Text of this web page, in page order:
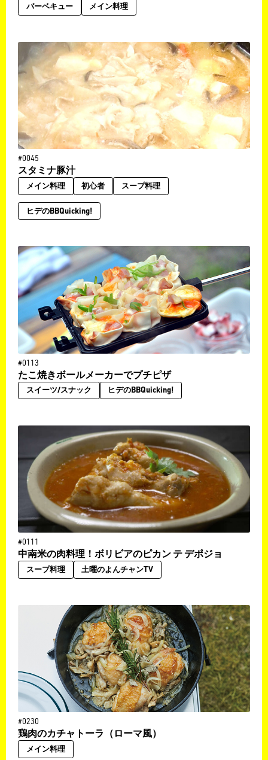
バーベキュー メイン料理
#0045
スタミナ豚汁
メイン料理 初心者 スープ料理
ヒデのBBQuicking!
#0113
たこ焼きボールメーカーでプチピザ
スイーツ/スナック ヒデのBBQuicking!
#0111
中南米の肉料理！ボリビアのピカン テ デポジョ
スープ料理 土曜のよんチャンTV
#0230
鶏肉のカチャトーラ（ローマ風）
メイン料理